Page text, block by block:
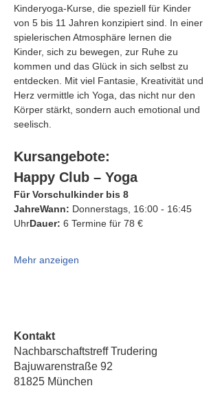
Kinderyoga-Kurse, die speziell für Kinder
von 5 bis 11 Jahren konzipiert sind. In einer
spielerischen Atmosphäre lernen die
Kinder, sich zu bewegen, zur Ruhe zu
kommen und das Glück in sich selbst zu
entdecken. Mit viel Fantasie, Kreativität und
Herz vermittle ich Yoga, das nicht nur den
Körper stärkt, sondern auch emotional und
seelisch.
Kursangebote:
Happy Club – Yoga
Für Vorschulkinder bis 8
JahreWann: Donnerstags, 16:00 - 16:45
UhrDauer: 6 Termine für 78 €
Mehr anzeigen
Kontakt
Nachbarschaftstreff Trudering
Bajuwarenstraße 92
81825 München